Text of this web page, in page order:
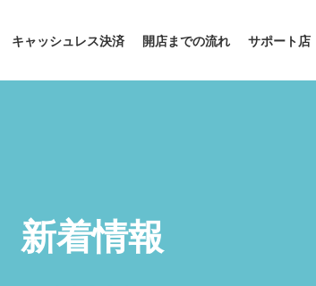
キャッシュレス決済 開店までの流れ サポート店
新着情報